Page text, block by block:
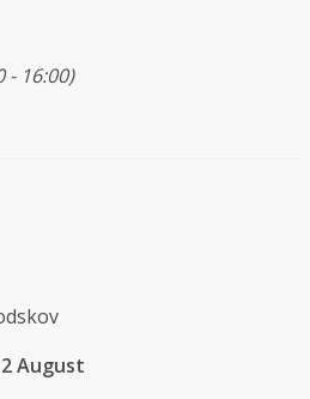
- 16:00)
August